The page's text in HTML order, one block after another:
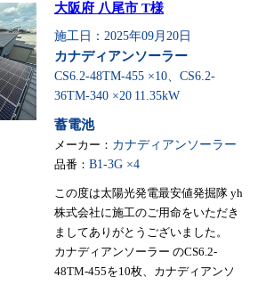
大阪府 八尾市 T様
施工日：2025年09月20日
カナディアンソーラー
CS6.2-48TM-455 ×10、CS6.2-
36TM-340 ×20 11.35kW
蓄電池
メーカー： カナディアンソーラー
品番： B1-3G ×4
この度は太陽光発電最安値発掘隊 yh
株式会社に施工のご用命をいただき
ましてありがとうございました。
カナディアンソーラー のCS6.2-
48TM-455を10枚、カナディアンソ